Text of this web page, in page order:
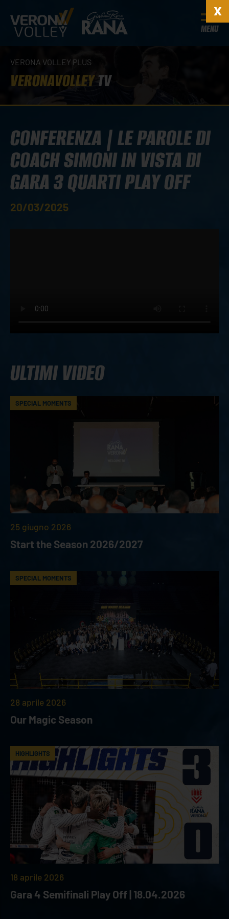
MENU
VERONA VOLLEY PLUS
VERONAVOLLEYTV
CONFERENZA | LE PAROLE DI
COACH SIMONI IN VISTA DI
GARA 3 QUARTI PLAY OFF
20/03/2025
ULTIMI VIDEO
SPECIAL MOMENTS
25 giugno 2026
Start the Season 2026/2027
SPECIAL MOMENTS
28 aprile 2026
Our Magic Season
HIGHLIGHTS
18 aprile 2026
Gara 4 Semifinali Play Off | 18.04.2026